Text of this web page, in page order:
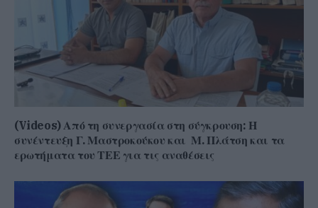
(Videos) Από τη συνεργασία στη σύγκρουση: Η
συνέντευξη Γ. Μαστροκούκου και Μ. Πλάτση και τα
ερωτήματα του ΤΕΕ για τις αναθέσεις